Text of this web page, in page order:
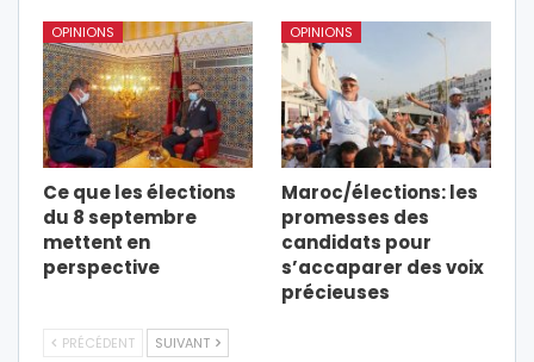
OPINIONS
Ce que les élections
du 8 septembre
mettent en
perspective
OPINIONS
Maroc/élections: les
promesses des
candidats pour
s’accaparer des voix
précieuses
PRÉCÉDENT SUIVANT